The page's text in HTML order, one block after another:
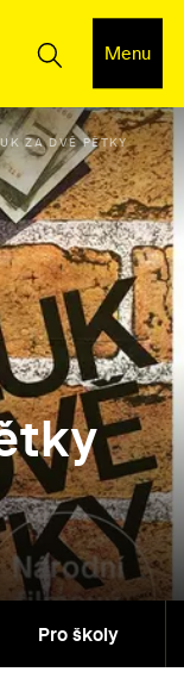
Menu
ZA DVĚ PĚTKY
Pro školy